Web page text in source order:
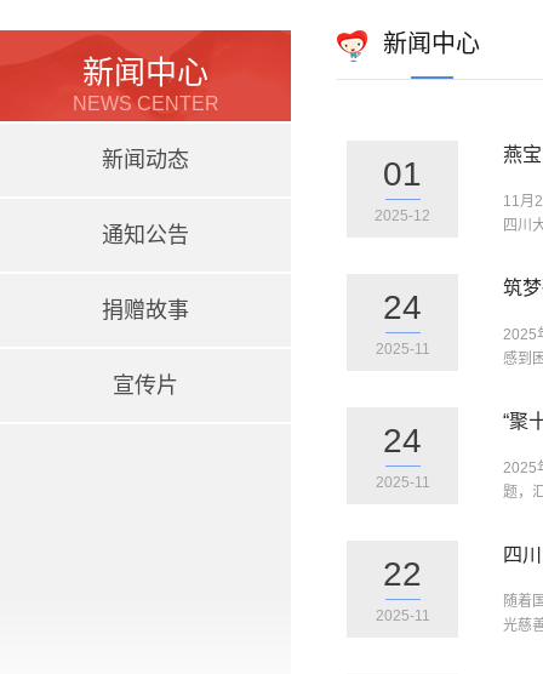
新闻中心
NEWS CENTER
新闻动态
通知公告
捐赠故事
宣传片
新闻中心
01
2025-12
燕
11月
四川
24
2025-11
筑
2025
感到
24
2025-11
“聚
2025
题，
22
2025-11
四
随着
光慈